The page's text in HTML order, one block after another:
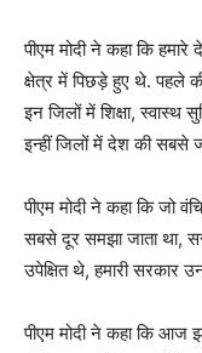
पीएम मोदी ने कहा कि
क्षेत्र में पिछड़े हुए थे. पहले
इन जिलों में शिक्षा, स्वास्थ
इन्हीं जिलों में देश की सबसे
पीएम मोदी ने कहा कि जो
सबसे दूर समझा जाता था,
उपेक्षित थे, हमारी सरकार
पीएम मोदी ने कहा कि आज